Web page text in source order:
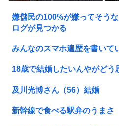
に話を聞くと…
だ
ン
嫌儲民の100%が嫌ってそう
ログが見つかる
みんなのスマホ遍歴を書いて
18歳で結婚したいんやがどう
及川光博さん（56）結婚
新幹線で食べる駅弁のうまさ